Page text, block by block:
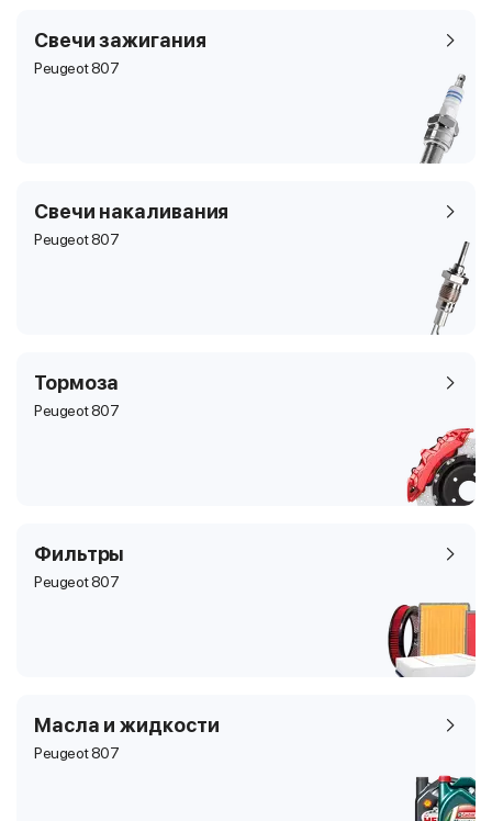
Свечи зажигания
Peugeot 807
Свечи накаливания
Peugeot 807
Тормоза
Peugeot 807
Фильтры
Peugeot 807
Масла и жидкости
Peugeot 807